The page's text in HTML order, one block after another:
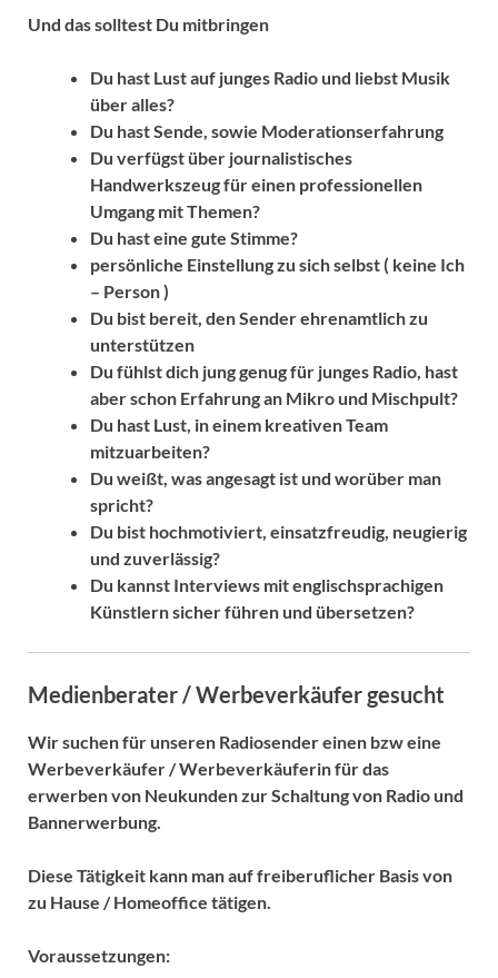
Und das solltest Du mitbringen
Du hast Lust auf junges Radio und liebst Musik
über alles?
Du hast Sende, sowie Moderationserfahrung
Du verfügst über journalistisches
Handwerkszeug für einen professionellen
Umgang mit Themen?
Du hast eine gute Stimme?
persönliche Einstellung zu sich selbst ( keine Ich
– Person )
Du bist bereit, den Sender ehrenamtlich zu
unterstützen
Du fühlst dich jung genug für junges Radio, hast
aber schon Erfahrung an Mikro und Mischpult?
Du hast Lust, in einem kreativen Team
mitzuarbeiten?
Du weißt, was angesagt ist und worüber man
spricht?
Du bist hochmotiviert, einsatzfreudig, neugierig
und zuverlässig?
Du kannst Interviews mit englischsprachigen
Künstlern sicher führen und übersetzen?
Medienberater / Werbeverkäufer gesucht
Wir suchen für unseren Radiosender einen bzw eine
Werbeverkäufer / Werbeverkäuferin für das
erwerben von Neukunden zur Schaltung von Radio und
Bannerwerbung.
Diese Tätigkeit kann man auf freiberuflicher Basis von
zu Hause / Homeoffice tätigen.
Voraussetzungen: